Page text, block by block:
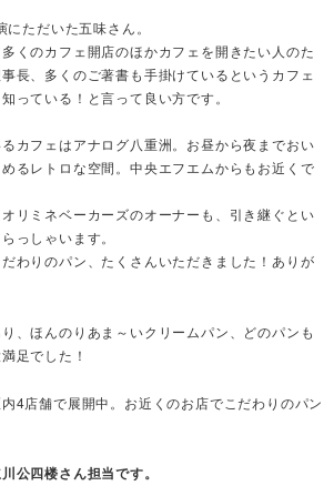
ただいた五味さん。
くのカフェ開店のほかカフェを開きたい人のた
長、多くのご著書も手掛けているというカフェ
っている！と言って良い方です。
カフェはアナログ八重洲。お昼から夜までおい
るレトロな空間。中央エフエムからもお近くで
リミネベーカーズのオーナーも、引き継ぐとい
っしゃいます。
わりのパン、たくさんいただきました！ありが
、ほんのりあま～いクリームパン、どのパンも
足でした！
4店舗で展開中。お近くのお店でこだわりのパン
公四楼さん担当です。